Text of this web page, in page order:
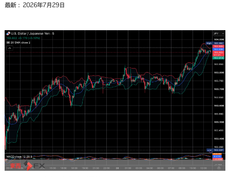
最新： 2026年7月29日